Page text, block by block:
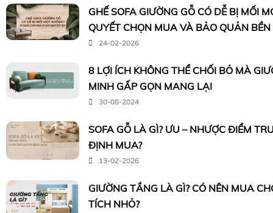
GHẾ SOFA GIƯỜNG GỖ CÓ DỄ BỊ MỐI
QUYẾT CHỌN MUA VÀ BẢO QUẢN
24-02-2026
8 LỢI ÍCH KHÔNG THỂ CHỐI BỎ MÀ
MINH GẤP GỌN MANG LẠI
30-08-2024
SOFA GỖ LÀ GÌ? ƯU – NHƯỢC ĐIỂM
ĐỊNH MUA?
13-02-2026
GIƯỜNG TẦNG LÀ GÌ? CÓ NÊN MUA
TÍCH NHỎ?